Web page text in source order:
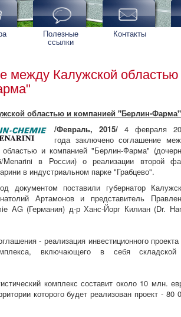
Полезные
ссылки
Контакты
между Калужской областью
областью и компанией "Берлин-Фарма"
/Февраль, 2015/ 4 февраля
года заключено соглашение
областью и компанией "Берлин-Фарма"
Menarini в России) о реализации второй
в индустриальном парке "Грабцево".
документом поставили губернатор
Артамонов и представитель
AG (Германия) д-р Ханс-Йорг Килиан (Dr.
- реализация инвестиционного
включающего в себя
комплекс составит около 10 млн.
которого будет реализован проект - 80